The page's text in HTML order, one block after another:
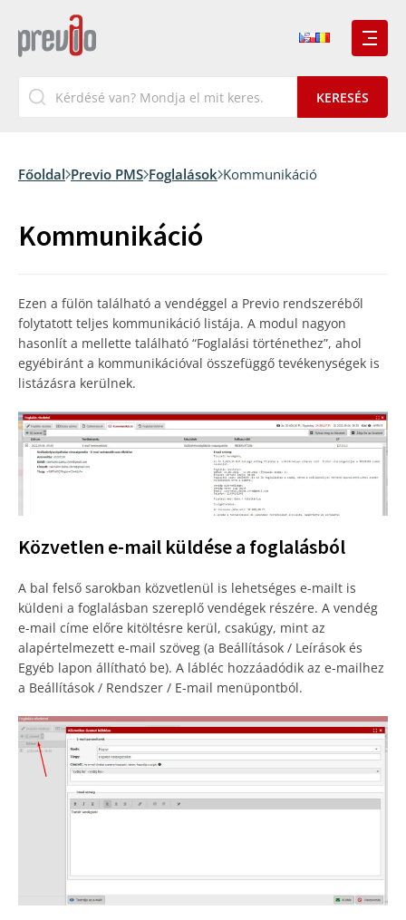
Főoldal Previo PMS Foglalások Kommunikáció
Kommunikáció
Ezen a fülön található a vendéggel a Previo rendszeréből
folytatott teljes kommunikáció listája. A modul nagyon
hasonlít a mellette található “Foglalási történethez”, ahol
egyébiránt a kommunikációval összefüggő tevékenységek is
listázásra kerülnek.
Közvetlen e-mail küldése a foglalásból
A bal felső sarokban közvetlenül is lehetséges e-mailt is
küldeni a foglalásban szereplő vendégek részére. A vendég
e-mail címe előre kitöltésre kerül, csakúgy, mint az
alapértelmezett e-mail szöveg (a Beállítások / Leírások és
Egyéb lapon állítható be). A lábléc hozzáadódik az e-mailhez
a Beállítások / Rendszer / E-mail menüpontból.